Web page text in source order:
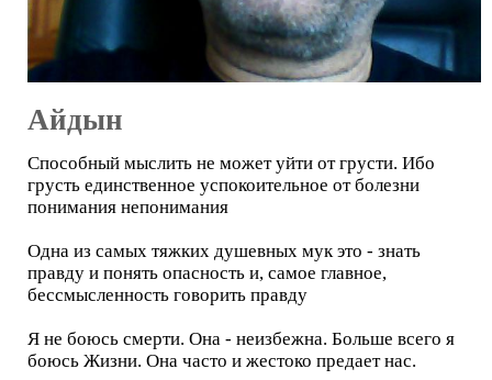
Айдын
Способный мыслить не может уйти от грусти. Ибо
грусть единственное успокоительное от болезни
понимания непонимания
Одна из самых тяжких душевных мук это - знать
правду и понять опасность и, самое главное,
бессмысленность говорить правду
Я не боюсь смерти. Она - неизбежна. Больше всего я
боюсь Жизни. Она часто и жестоко предает нас.